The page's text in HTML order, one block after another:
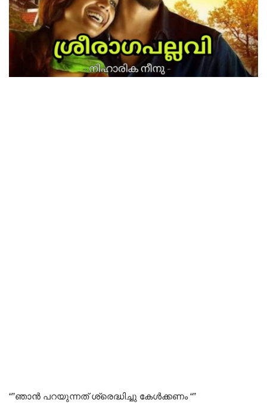
“”ഞാൻ പറയുന്നത് ശ്രെദ്ധിച്ചു കേൾക്കണം “”